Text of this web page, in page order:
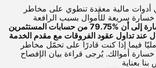
أدوات مالية معقدة تنطوي على مخاطر
خسارة سريعة للأموال بسبب الرافعة
وتجدر الإشارة إلى أن %79.75 من حسابات المستثمرين
عند تداول عقود الفروقات مع مقدم الخدمة
فيما إذا كنت قادرًا على تحمّل مخاطر
أموالك. يُرجى قراءة بيان الإفصاح
بعناية